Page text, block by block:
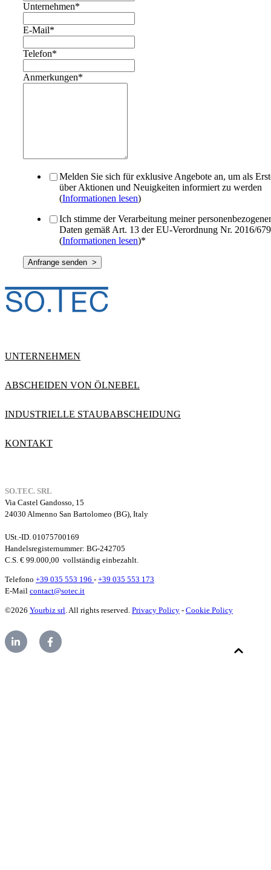
Unternehmen*
E-Mail*
Telefon*
Anmerkungen*
Melden Sie sich für exklusive Angebote an, um als
über Aktionen und Neuigkeiten informiert zu werden
(Informationen lesen)
Ich stimme der Verarbeitung meiner
Daten gemäß Art. 13 der EU-Verordnung Nr. 2016/679
(Informationen lesen)*
UNTERNEHMEN
ABSCHEIDEN VON ÖLNEBEL
INDUSTRIELLE STAUBABSCHEIDUNG
KONTAKT
SO.TEC. SRL
Via Castel Gandosso, 15
24030 Almenno San Bartolomeo (BG), Italy
USt.-ID. 01075700169
Handelsregisternummer: BG-242705
C.S. € 99.000,00 vollständig einbezahlt.
Telefono +39 035 553 196 - +39 035 553 173
E-Mail contact@sotec.it
©2026 Yourbiz srl. All rights reserved. Privacy Policy - Cookie Policy